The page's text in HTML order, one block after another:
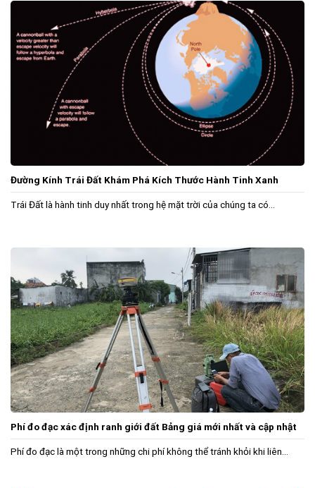
Đường Kính Trái Đất Khám Phá Kích Thước Hành Tinh Xanh
Trái Đất là hành tinh duy nhất trong hệ mặt trời của chúng ta có...
Phí đo đạc xác định ranh giới đất Bảng giá mới nhất và cập nhật
Phí đo đạc là một trong những chi phí không thể tránh khỏi khi liên...